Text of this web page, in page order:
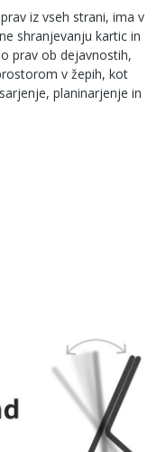
iz vseh strani, ima v
shranjevanju kartic in
prav ob dejavnostih,
v žepih, kot
planinarjenje in